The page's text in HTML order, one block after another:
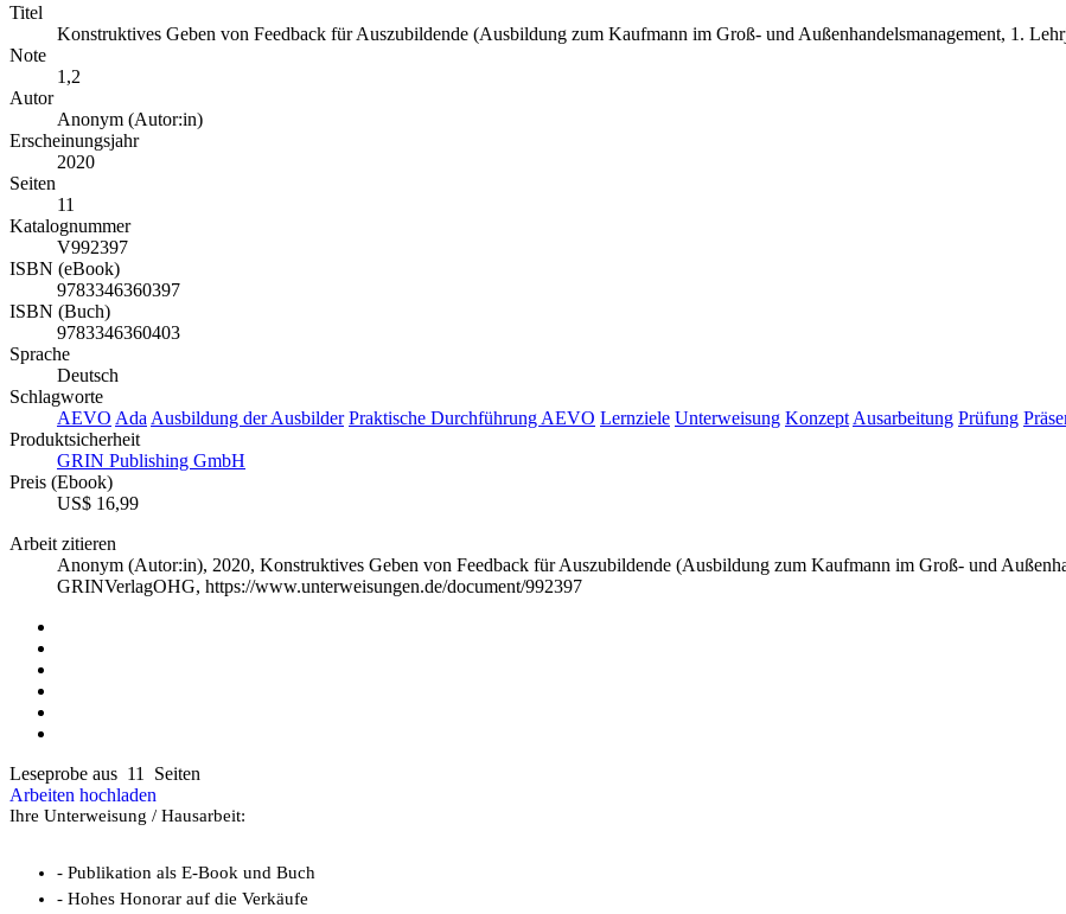
Titel
Konstruktives Geben von Feedback für Auszubildende (Ausbildung zum Kaufmann im Groß- und Außenhandelsmanagement, 1.
Note
1,2
Autor
Anonym (Autor:in)
Erscheinungsjahr
2020
Seiten
11
Katalognummer
V992397
ISBN (eBook)
9783346360397
ISBN (Buch)
9783346360403
Sprache
Deutsch
Schlagworte
AEVO Ada Ausbildung der Ausbilder Praktische Durchführung AEVO Lernziele Unterweisung Konzept Ausarbeitung Prüfung
Produktsicherheit
GRIN Publishing GmbH
Preis (Ebook)
US$ 16,99
Arbeit zitieren
Anonym (Autor:in), 2020, Konstruktives Geben von Feedback für Auszubildende (Ausbildung zum Kaufmann im Groß- und
GRINVerlagOHG, https://www.unterweisungen.de/document/992397
Leseprobe aus 11 Seiten
Arbeiten hochladen
Ihre Unterweisung / Hausarbeit:
- Publikation als E-Book und Buch
- Hohes Honorar auf die Verkäufe